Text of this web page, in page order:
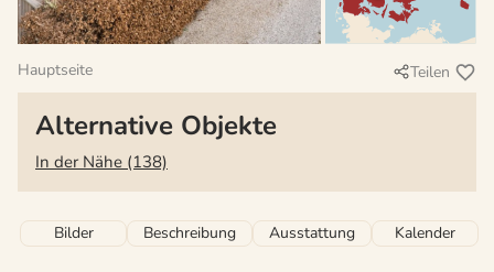
Hauptseite Teilen
Alternative Objekte
In der Nähe (138)
Bilder Beschreibung Ausstattung Kalender